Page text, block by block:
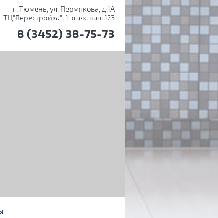
г. Тюмень, ул. Пермякова, д.1А
ТЦ"Перестройка", 1 этаж, пав. 123
8 (3452) 38-75-73